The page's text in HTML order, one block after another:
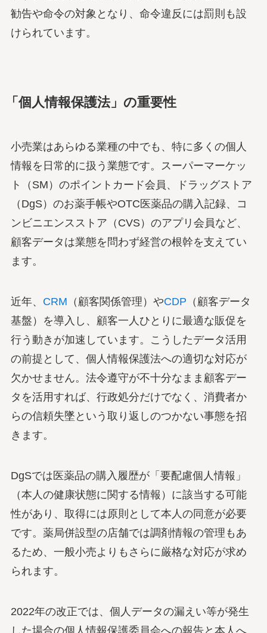
勧告や命令の対象となり、命令違反には罰則も設
けられています。
「個人情報保護法」の重要性
小売業はあらゆる業種の中でも、特に多くの個人
情報を日常的に扱う業態です。スーパーマーケッ
ト（SM）のポイントカード会員、ドラッグストア
（DgS）のお薬手帳やOTC医薬品の購入記録、コ
ンビニエンスストア（CVS）のアプリ会員など、
顧客データは業態を問わず経営の根幹を支えてい
ます。
近年、 CRM （顧客関係管理）やCDP （顧客データ
基盤）を導入し、顧客一人ひとりに最適な販促を
行う動きが加速しています。こうしたデータ活用
の前提として、個人情報保護法への適切な対応が
欠かせません。法令遵守が不十分なまま顧客デー
タを活用すれば、行政処分だけでなく、消費者か
らの信頼失墜という取り返しのつかない事態を招
きます。
DgSでは医薬品の購入履歴が「要配慮個人情報」
（本人の健康状態に関する情報）に該当する可能
性があり、取得には原則として本人の同意が必要
です。薬局併設型の店舗では調剤情報の管理もあ
るため、一般小売よりもさらに厳格な対応が求め
られます。
2022年の改正では、個人データの漏えい等が発生
した場合の個人情報保護委員会への報告と本人へ